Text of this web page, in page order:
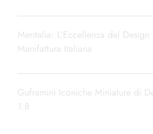
Meritalia: L’Eccellenza del
Manifattura Italiana
Guframini Iconiche Miniature di
1:8